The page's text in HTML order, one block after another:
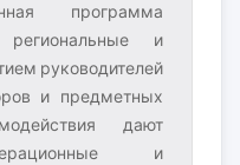
программа
региональные и
руководителей
и предметных
дают
и